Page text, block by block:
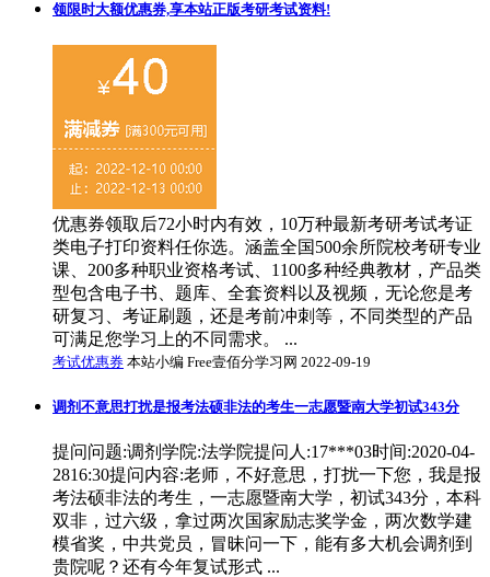
领限时大额优惠券,享本站正版考研考试资料!
优惠券领取后72小时内有效，10万种最新考研考试考证
类电子打印资料任你选。涵盖全国500余所院校考研专业
课、200多种职业资格考试、1100多种经典教材，产品类
型包含电子书、题库、全套资料以及视频，无论您是考
研复习、考证刷题，还是考前冲刺等，不同类型的产品
可满足您学习上的不同需求。 ...
考试优惠券 本站小编 Free壹佰分学习网 2022-09-19
调剂不意思打扰是报考法硕非法的考生一志愿暨南大学初试343分
提问问题:调剂学院:法学院提问人:17***03时间:2020-04-
2816:30提问内容:老师，不好意思，打扰一下您，我是报
考法硕非法的考生，一志愿暨南大学，初试343分，本科
双非，过六级，拿过两次国家励志奖学金，两次数学建
模省奖，中共党员，冒昧问一下，能有多大机会调剂到
贵院呢？还有今年复试形式 ...